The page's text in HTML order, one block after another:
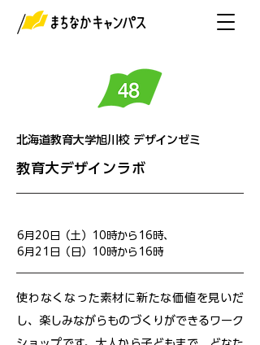
北海道教育大学旭川校 デザインゼミ
教育大デザインラボ
6月20日（土）10時から16時、
6月21日（日）10時から16時
使わなくなった素材に新たな価値を見いだ
し、楽しみながらものづくりができるワーク